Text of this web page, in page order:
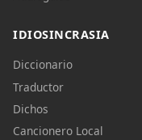
IDIOSINCRASIA
Diccionario
Traductor
Dichos
Cancionero Local